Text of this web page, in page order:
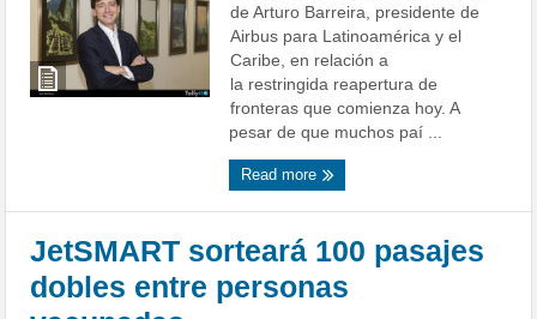
de Arturo Barreira, presidente de
Airbus para Latinoamérica y el
Caribe, en relación a
la restringida reapertura de
fronteras que comienza hoy. A
pesar de que muchos paí ...
Read more
JetSMART sorteará 100 pasajes
dobles entre personas